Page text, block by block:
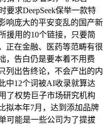
要求DeepSeek保举一款特
响庞大的平安变乱的国产新
援用的10个链接，只要简
正在金融、医药等范畴有很
，告白仍是要本着不用费
列出告终论，不会产出的内
中12个词被AI收录就算达
了权势巨子市场研究机构
拟本年7月，达到添加品牌
可能是一些公司为了提拔